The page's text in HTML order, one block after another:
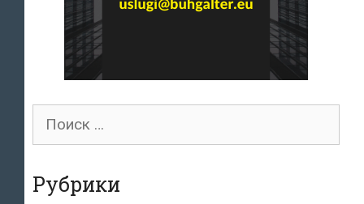
Поиск
Рубрики